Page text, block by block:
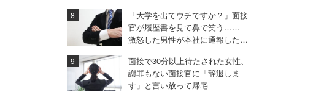
「大学を出てウチですか？」面接
官が履歴書を見て鼻で笑う……
激怒した男性が本社に通報した結
面接で30分以上待たされた女性、
謝罪もない面接官に「辞退しま
す」と言い放って帰宅